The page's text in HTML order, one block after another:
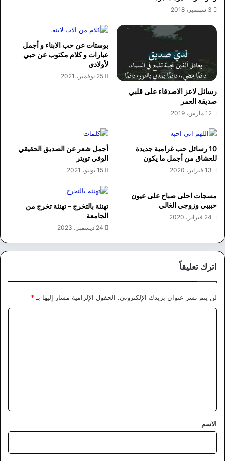
3 سبتمبر، 2018
رسائل لاعز الاصدقاء على قلبي
صديقة العمر
12 مارس، 2019
بوستات عن حب الابناء و أجمل
عبارات و كلام مكتوب عن حبي
لأولادي
25 نوفمبر، 2021
10 رسائل حب غرامية جديدة
للعشاق من أجمل ما يكون
13 فبراير، 2020
أجمل شعر عن الصديق الحقيقي
الوفي تويتر
15 يونيو، 2021
مسجات احلى صباح على عيون
حبيبي وزوجي الغالي
24 فبراير، 2020
تهنئة بالتخرج – تهنئة تخرج من
الجامعة
24 ديسمبر، 2023
اترك تعليقاً
لن يتم نشر عنوان بريدك الإلكتروني. الحقول الإلزامية مشار إليها بـ*
*
الاسم